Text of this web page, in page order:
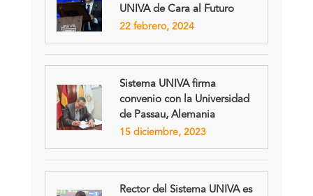
UNIVA de Cara al Futuro
22 febrero, 2024
Sistema UNIVA firma
convenio con la Universidad
de Passau, Alemania
15 diciembre, 2023
Rector del Sistema UNIVA es